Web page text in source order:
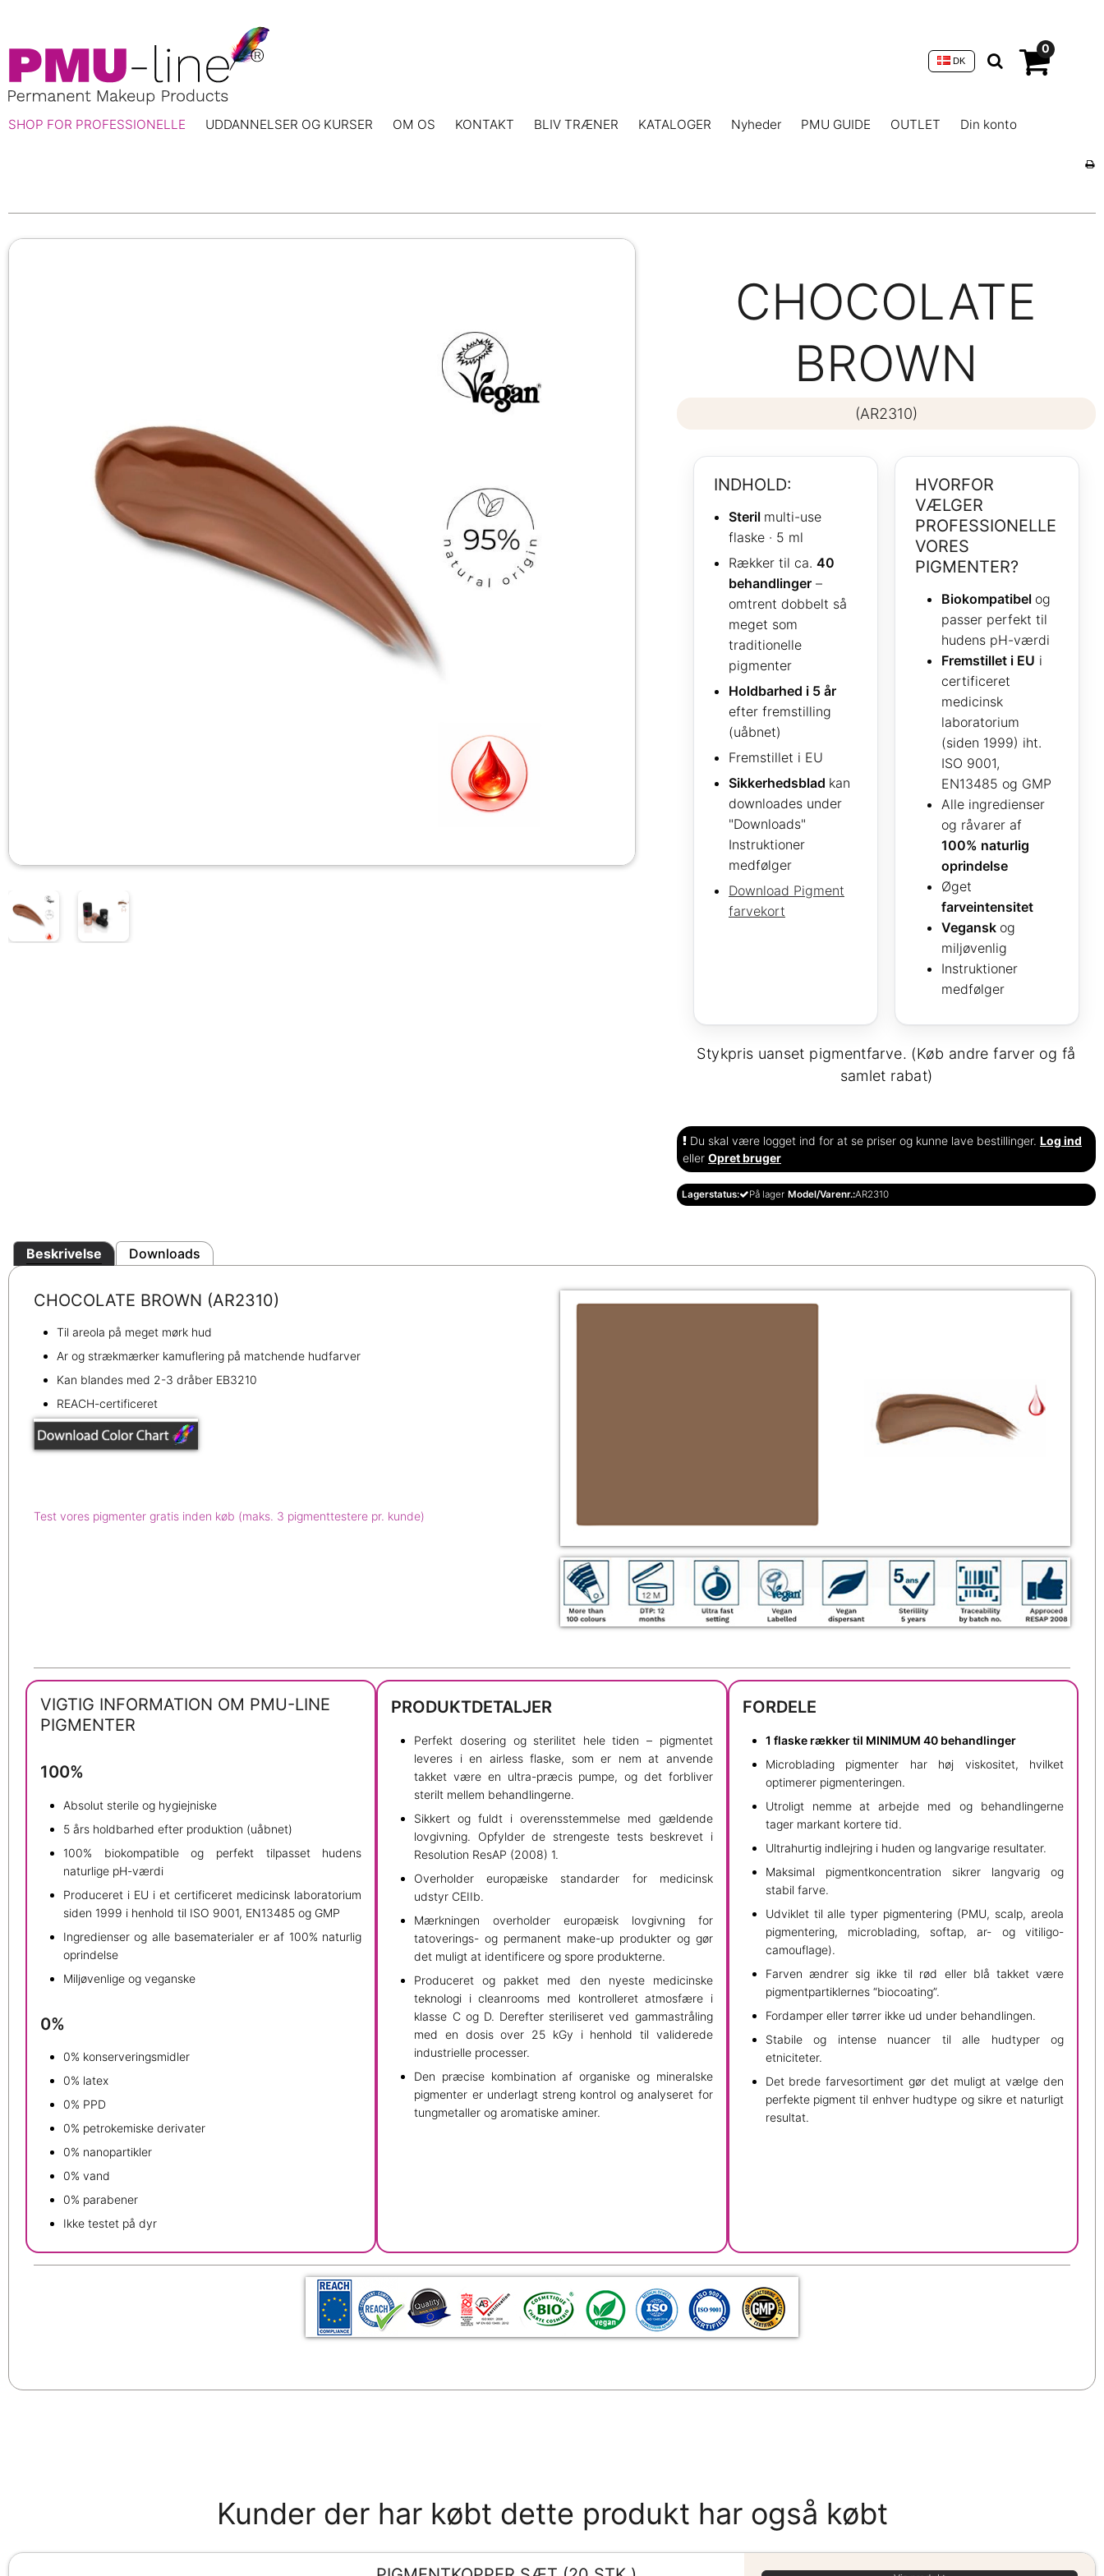
0
DK
SHOP FOR PROFESSIONELLE UDDANNELSER OG KURSER OM OS KONTAKT BLIV TRÆNER KATALOGER Nyheder PMU GUIDE OUTLET Din konto
CHOCOLATE
BROWN
(AR2310)
INDHOLD:
Steril multi-use
flaske · 5 ml
Rækker til ca. 40
behandlinger–
omtrent dobbelt så
meget som
traditionelle
pigmenter
Holdbarhed i 5 år
efter fremstilling
(uåbnet)
Fremstillet i EU
Sikkerhedsblad kan
downloades under
"Downloads"
Instruktioner
medfølger
Download Pigment
farvekort
HVORFOR
VÆLGER
PROFESSIONELLE
VORES
PIGMENTER?
Biokompatibel og
passer perfekt til
hudens pH-værdi
Fremstillet i EU i
certificeret
medicinsk
laboratorium
(siden 1999) iht.
ISO 9001,
EN13485 og GMP
Alle ingredienser
og råvarer af
100% naturlig
oprindelse
Øget
farveintensitet
Vegansk og
miljøvenlig
Instruktioner
medfølger
Stykpris uanset pigmentfarve. (Køb andre farver og få
samlet rabat)
Du skal være logget ind for at se priser og kunne lave bestillinger. Log ind
eller Opret bruger
Lagerstatus: På lager Model/Varenr.:AR2310
Beskrivelse Downloads
CHOCOLATE BROWN (AR2310)
Til areola på meget mørk hud
Ar og strækmærker kamuflering på matchende hudfarver
Kan blandes med 2-3 dråber EB3210
REACH-certificeret
Test vores pigmenter gratis inden køb (maks. 3 pigmenttestere pr. kunde)
VIGTIG INFORMATION OM PMU-LINE
PIGMENTER
100%
Absolut sterile og hygiejniske
5 års holdbarhed efter produktion (uåbnet)
100% biokompatible og perfekt tilpasset hudens
naturlige pH-værdi
Produceret i EU i et certificeret medicinsk laboratorium
siden 1999 i henhold til ISO 9001, EN13485 og GMP
Ingredienser og alle basematerialer er af 100% naturlig
oprindelse
Miljøvenlige og veganske
0%
0% konserveringsmidler
0% latex
0% PPD
0% petrokemiske derivater
0% nanopartikler
0% vand
0% parabener
Ikke testet på dyr
PRODUKTDETALJER
Perfekt dosering og sterilitet hele tiden – pigmentet
leveres i en airless flaske, som er nem at anvende
takket være en ultra-præcis pumpe, og det forbliver
sterilt mellem behandlingerne.
Sikkert og fuldt i overensstemmelse med gældende
lovgivning. Opfylder de strengeste tests beskrevet i
Resolution ResAP (2008) 1.
Overholder europæiske standarder for medicinsk
udstyr CEIIb.
Mærkningen overholder europæisk lovgivning for
tatoverings- og permanent make-up produkter og gør
det muligt at identificere og spore produkterne.
Produceret og pakket med den nyeste medicinske
teknologi i cleanrooms med kontrolleret atmosfære i
klasse C og D. Derefter steriliseret ved gammastråling
med en dosis over 25 kGy i henhold til validerede
industrielle processer.
Den præcise kombination af organiske og mineralske
pigmenter er underlagt streng kontrol og analyseret for
tungmetaller og aromatiske aminer.
FORDELE
1 flaske rækker til MINIMUM 40 behandlinger
Microblading pigmenter har høj viskositet, hvilket
optimerer pigmenteringen.
Utroligt nemme at arbejde med og behandlingerne
tager markant kortere tid.
Ultrahurtig indlejring i huden og langvarige resultater.
Maksimal pigmentkoncentration sikrer langvarig og
stabil farve.
Udviklet til alle typer pigmentering (PMU, scalp, areola
pigmentering, microblading, softap, ar- og vitiligo-
camouflage).
Farven ændrer sig ikke til rød eller blå takket være
pigmentpartiklernes “biocoating”.
Fordamper eller tørrer ikke ud under behandlingen.
Stabile og intense nuancer til alle hudtyper og
etniciteter.
Det brede farvesortiment gør det muligt at vælge den
perfekte pigment til enhver hudtype og sikre et naturligt
resultat.
Kunder der har købt dette produkt har også købt